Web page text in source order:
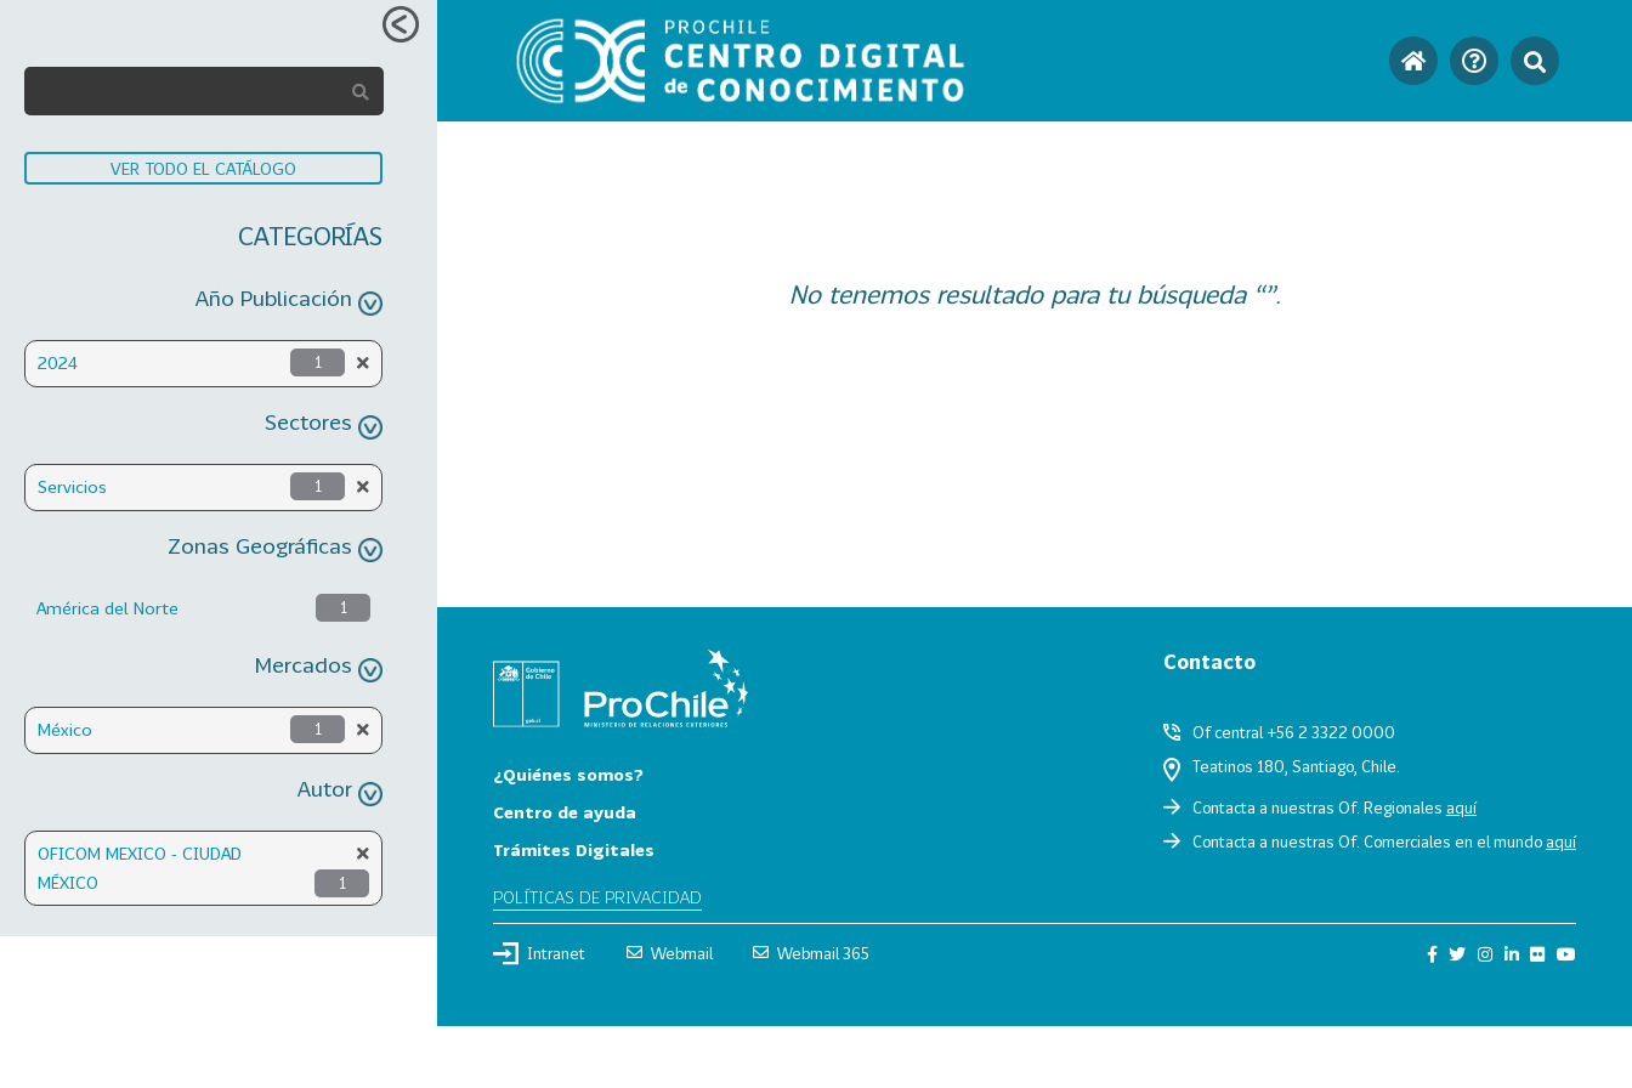
VER TODO EL CATÁLOGO
CATEGORÍAS
Año Publicación
2024 1
Sectores
Servicios 1
Zonas Geográficas
América del Norte 1
Mercados
México 1
Autor
OFICOM MEXICO - CIUDAD
MÉXICO
1
No tenemos resultado para tu búsqueda “”.
¿Quiénes somos?
Centro de ayuda
Trámites Digitales
POLÍTICAS DE PRIVACIDAD
Contacto
Of central +56 2 3322 0000
Teatinos 180, Santiago, Chile.
Contacta a nuestras Of. Regionales aquí
Contacta a nuestras Of. Comerciales en el mundoaquí
Intranet Webmail Webmail 365